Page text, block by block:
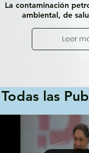
La contaminación
ambiental, de
Leer
Todas las